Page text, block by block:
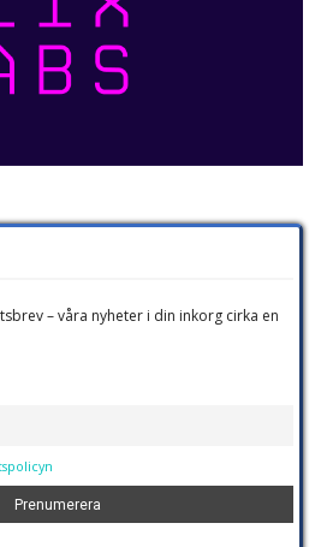
– våra nyheter i din inkorg cirka en